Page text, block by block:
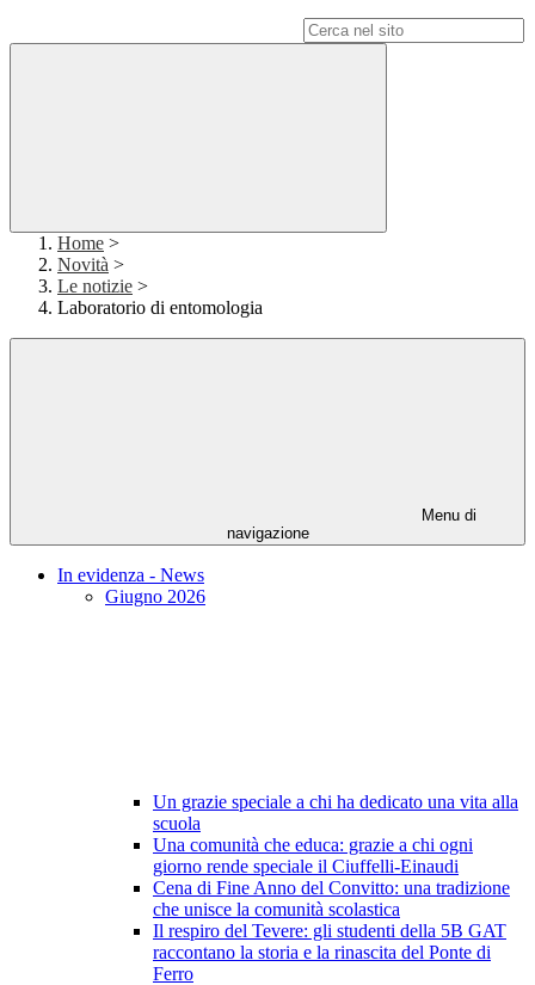
Home >
Novità >
Le notizie >
Laboratorio di entomologia
Menu di
navigazione
In evidenza - News
Giugno 2026
Un grazie speciale a chi ha dedicato una vita alla
scuola
Una comunità che educa: grazie a chi ogni
giorno rende speciale il Ciuffelli-Einaudi
Cena di Fine Anno del Convitto: una tradizione
che unisce la comunità scolastica
Il respiro del Tevere: gli studenti della 5B GAT
raccontano la storia e la rinascita del Ponte di
Ferro